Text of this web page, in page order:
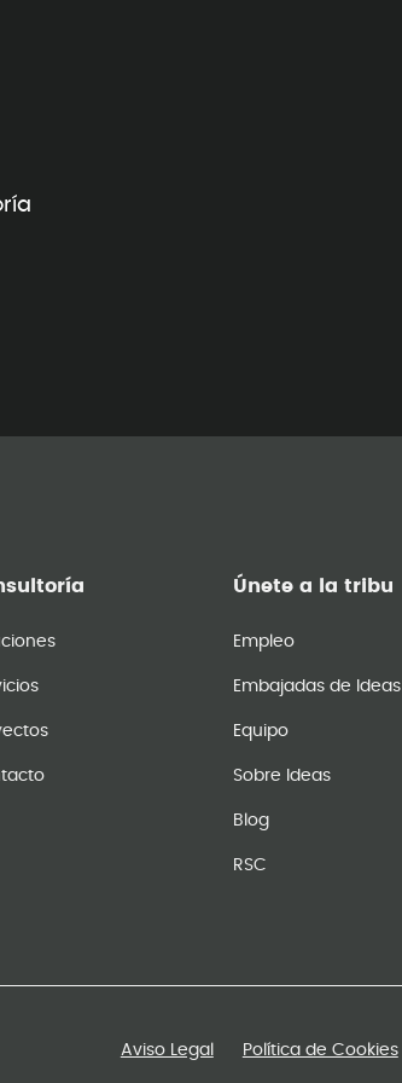
Únete a la tribu
Empleo
Embajadas de Ideas
Equipo
Sobre Ideas
Blog
RSC
Aviso Legal Política de Cookies